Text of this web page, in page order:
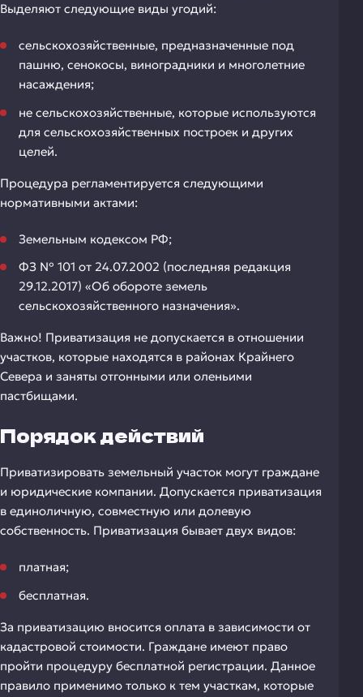
Выделяют следующие виды угодий:
сельскохозяйственные, предназначенные под
пашню, сенокосы, виноградники и многолетние
насаждения;
не сельскохозяйственные, которые используются
для сельскохозяйственных построек и других
целей.
Процедура регламентируется следующими
нормативными актами:
Земельным кодексом РФ;
ФЗ № 101 от 24.07.2002 (последняя редакция
29.12.2017) «Об обороте земель
сельскохозяйственного назначения».
Важно! Приватизация не допускается в отношении
участков, которые находятся в районах Крайнего
Севера и заняты отгонными или оленьими
пастбищами.
Порядок действий
Приватизировать земельный участок могут граждане
и юридические компании. Допускается приватизация
в единоличную, совместную или долевую
собственность. Приватизация бывает двух видов:
платная;
бесплатная.
За приватизацию вносится оплата в зависимости от
кадастровой стоимости. Граждане имеют право
пройти процедуру бесплатной регистрации. Данное
правило применимо только к тем участкам, которые